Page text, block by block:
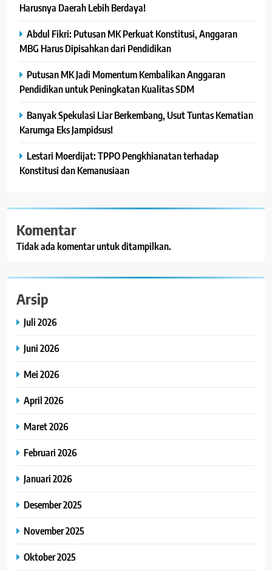
Harusnya Daerah Lebih Berdaya!
Abdul Fikri: Putusan MK Perkuat Konstitusi, Anggaran
MBG Harus Dipisahkan dari Pendidikan
Putusan MK Jadi Momentum Kembalikan Anggaran
Pendidikan untuk Peningkatan Kualitas SDM
Banyak Spekulasi Liar Berkembang, Usut Tuntas Kematian
Karumga Eks Jampidsus!
Lestari Moerdijat: TPPO Pengkhianatan terhadap
Konstitusi dan Kemanusiaan
Komentar
Tidak ada komentar untuk ditampilkan.
Arsip
Juli 2026
Juni 2026
Mei 2026
April 2026
Maret 2026
Februari 2026
Januari 2026
Desember 2025
November 2025
Oktober 2025